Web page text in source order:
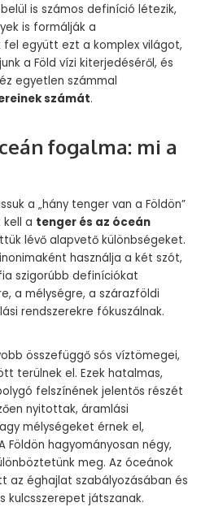
is számos definíció létezik,
is formálják a
fel együtt ezt a komplex világot,
a Föld vízi kiterjedéséről, és
egyetlen számmal
számát.
fogalma: mi a
a „hány tenger van a Földön”
kell a tenger és az óceán
lévő alapvető különbségeket.
használja a két szót,
szigorúbb definíciókat
a mélységre, a szárazföldi
rendszerekre fókuszálnak.
összefüggő sós víztömegei,
terülnek el. Ezek hatalmas,
felszínének jelentős részét
nyitottak, áramlási
mélységeket érnek el,
hagyományosan négy,
meg. Az óceánok
éghajlat szabályozásában és
kulcsszerepet játszanak.